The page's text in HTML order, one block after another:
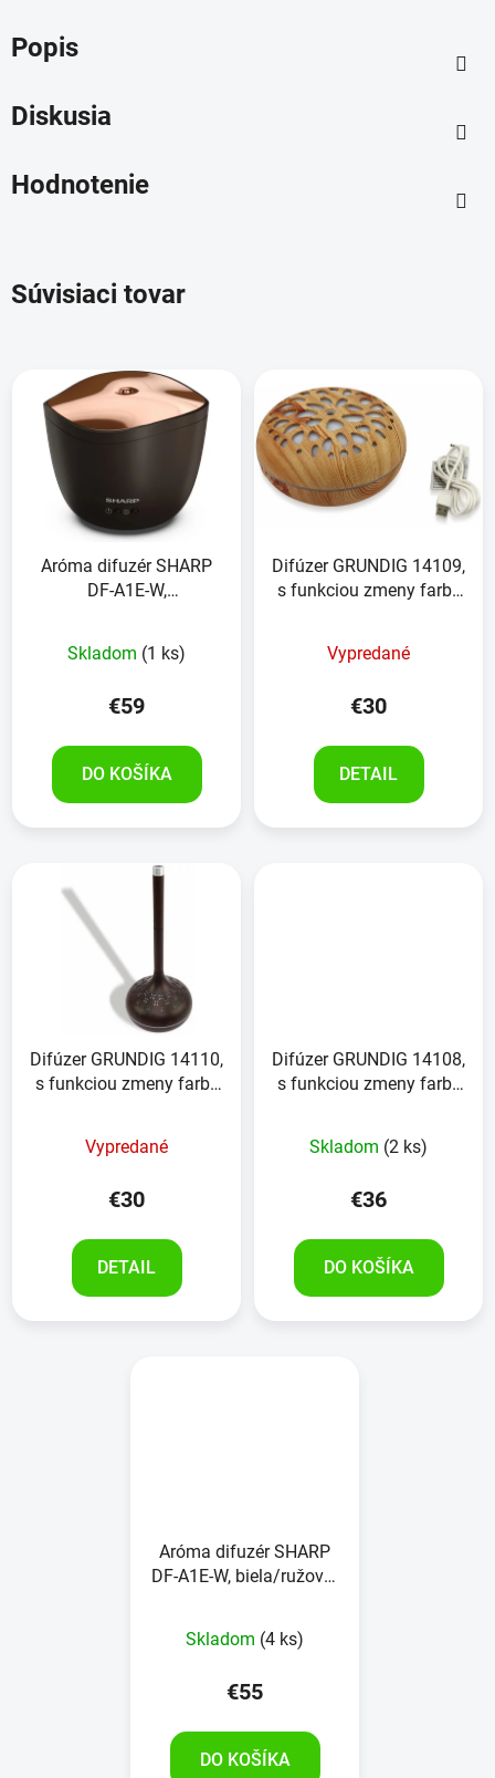
Popis
Diskusia
Hodnotenie
Súvisiaci tovar
Aróma difuzér SHARP
DF-A1E-W,
hodnotenie
produktu
z
Skladom (1 ks)
€59
DO KOŠÍKA
Difúzer GRUNDIG 14109,
s funkciou zmeny farby
Vypredané
€30
DETAIL
Difúzer GRUNDIG 14110,
s funkciou zmeny farby
Vypredané
€30
DETAIL
Difúzer GRUNDIG 14108,
s funkciou zmeny farby
Skladom (2 ks)
€36
DO KOŠÍKA
Aróma difuzér SHARP
DF-A1E-W, biela/ružovo-
Skladom (4 ks)
€55
DO KOŠÍKA